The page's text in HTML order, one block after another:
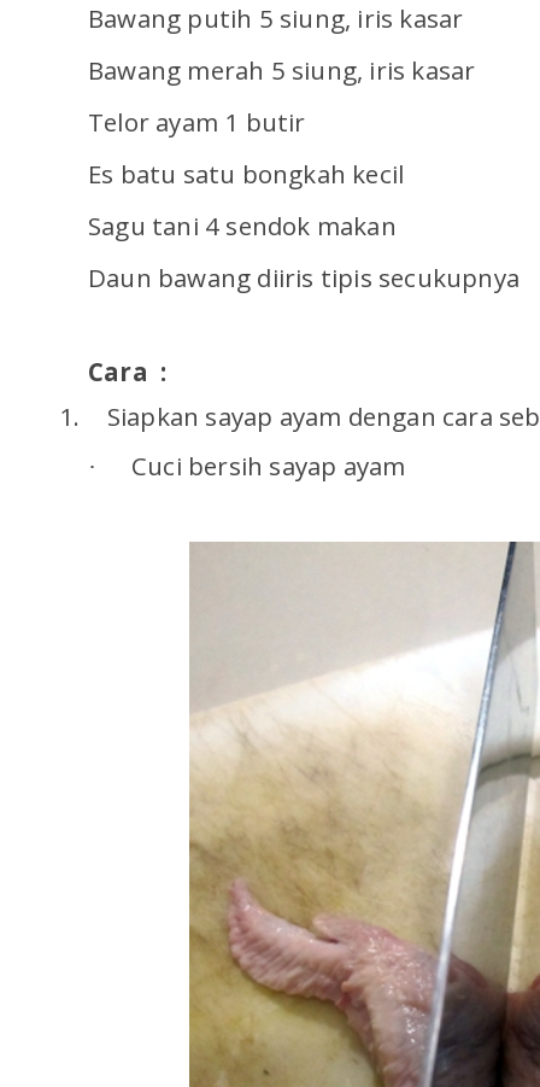
Bawang putih 5 siung, iris kasar
Bawang merah 5 siung, iris kasar
Telor ayam 1 butir
Es batu satu bongkah kecil
Sagu tani 4 sendok makan
Daun bawang diiris tipis secukupnya
Cara :
1.
Siapkan sayap ayam dengan cara
· Cuci bersih sayap ayam